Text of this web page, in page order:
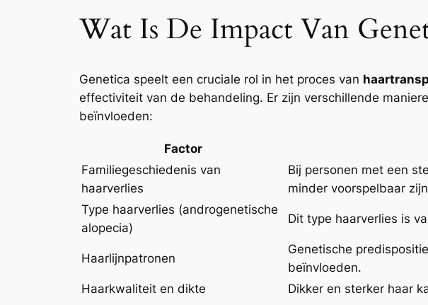
Wat Is De Impact Van
Genetica speelt een cruciale rol in het proces van
effectiviteit van de behandeling. Er zijn verschillende
beïnvloeden:
Factor
Familiegeschiedenis van
haarverlies
Bij personen met een
minder voorspelbaar
Type haarverlies (androgenetische
alopecia)
Dit type haarverlies is
Haarlijnpatronen
Genetische
beïnvloeden.
Haarkwaliteit en dikte
Dikker en sterker haar